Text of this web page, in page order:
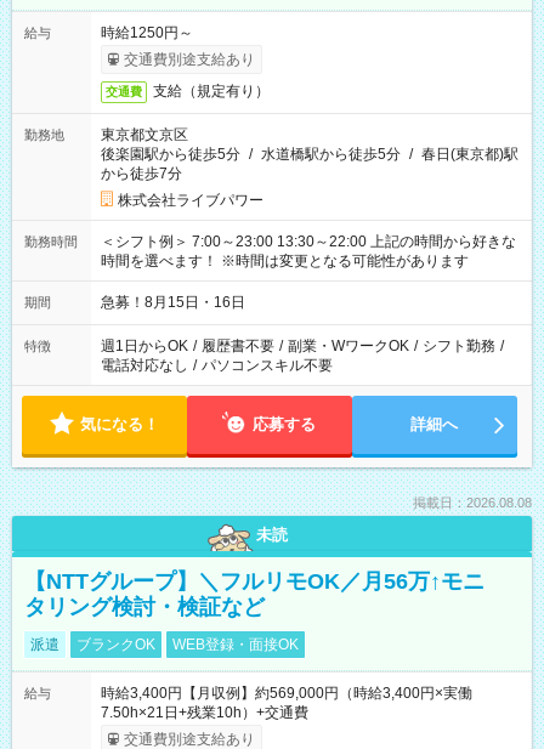
給与
時給1250円～
交通費別途支給あり
交通費 支給（規定有り）
勤務地
東京都文京区
後楽園駅から徒歩5分 / 水道橋駅から徒歩5分 / 春日(東京都)駅
から徒歩7分
株式会社ライブパワー
勤務時間
＜シフト例＞ 7:00～23:00 13:30～22:00 上記の時間から好きな
時間を選べます！ ※時間は変更となる可能性があります
期間 急募！8月15日・16日
特徴 週1日からOK / 履歴書不要 / 副業・WワークOK / シフト勤務 /
電話対応なし / パソコンスキル不要
気になる！ 応募する 詳細へ
掲載日：2026.08.08
未読
【NTTグループ】＼フルリモOK／月56万↑モニ
タリング検討・検証など
派遣 ブランクOK WEB登録・面接OK
給与
時給3,400円【月収例】約569,000円（時給3,400円×実働
7.50h×21日+残業10h）+交通費
交通費別途支給あり